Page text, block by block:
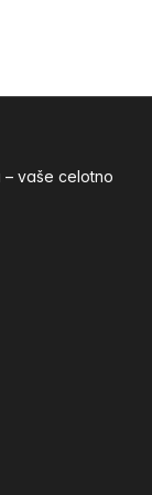
– vaše celotno